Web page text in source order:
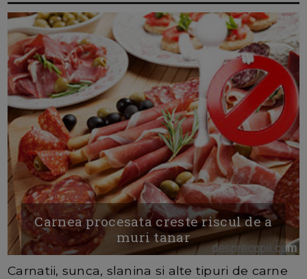
Carnea procesata creste riscul de a
muri tanar
Carnatii, sunca, slanina si alte tipuri de carne